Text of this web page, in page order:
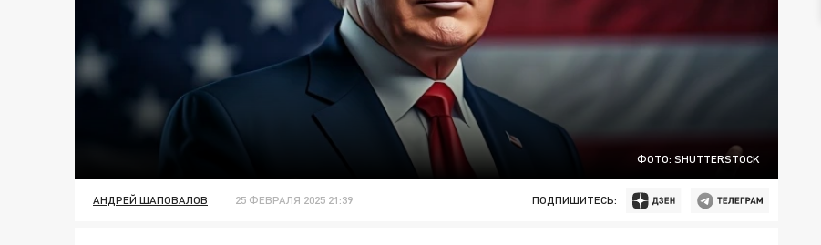
ФОТО: SHUTTERSTOCK
АНДРЕЙ ШАПОВАЛОВ 25 ФЕВРАЛЯ 2025 21:39 ПОДПИШИТЕСЬ: